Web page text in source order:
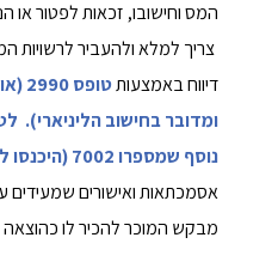
המס וחישובו, זכאות לפטור
צריך למלא ולהעביר לרשויות
דיווח באמצעות
ומדובר בחישוב הליניארי).
נוסף שמספרו 7002 (היכנסו לעמוד טפסים)
אסמכתאות ואישורים שמעידים
מבקש המוכר להכיר לו כהוצאה